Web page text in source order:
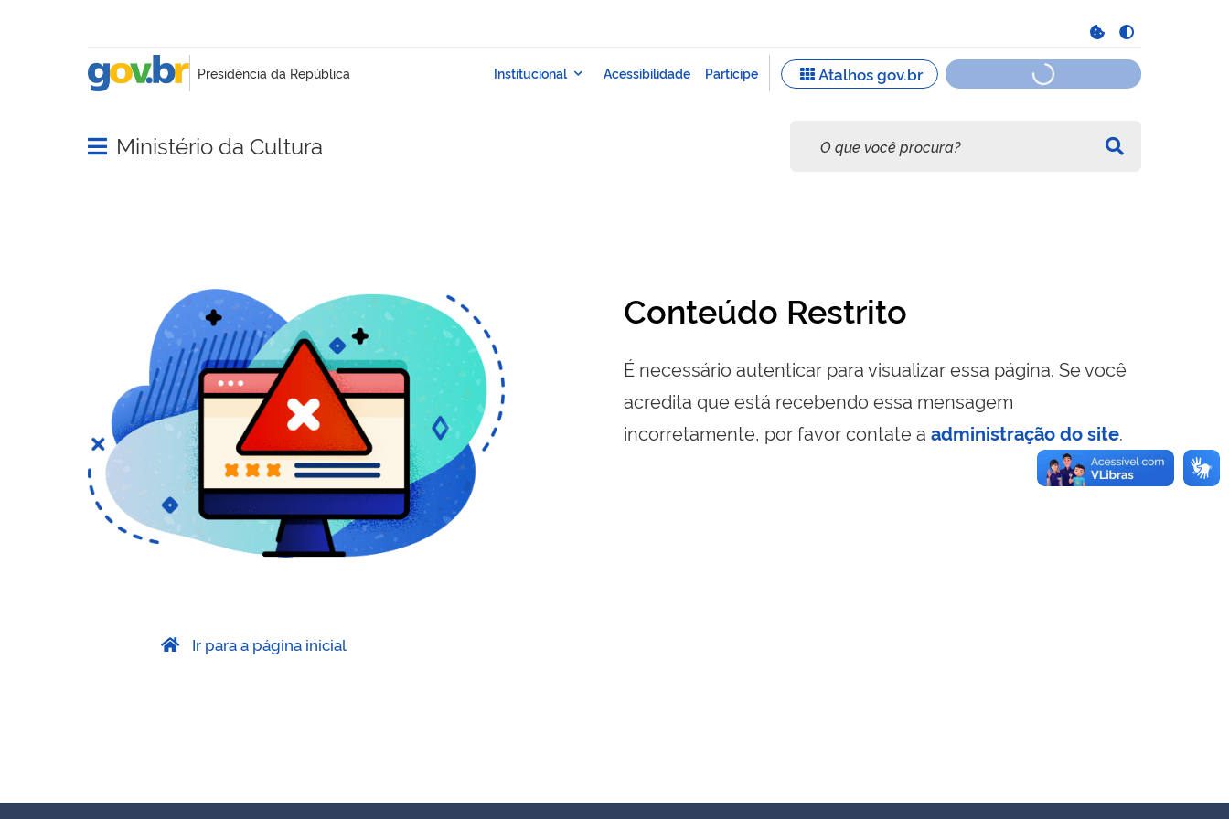
Abrir menu principal de navegação
Ministério da Cultura
Conteúdo Restrito
É necessário autenticar para visualizar essa página. Se você
acredita que está recebendo essa mensagem
incorretamente, por favor contate a administração do site.
Ir para a página inicial